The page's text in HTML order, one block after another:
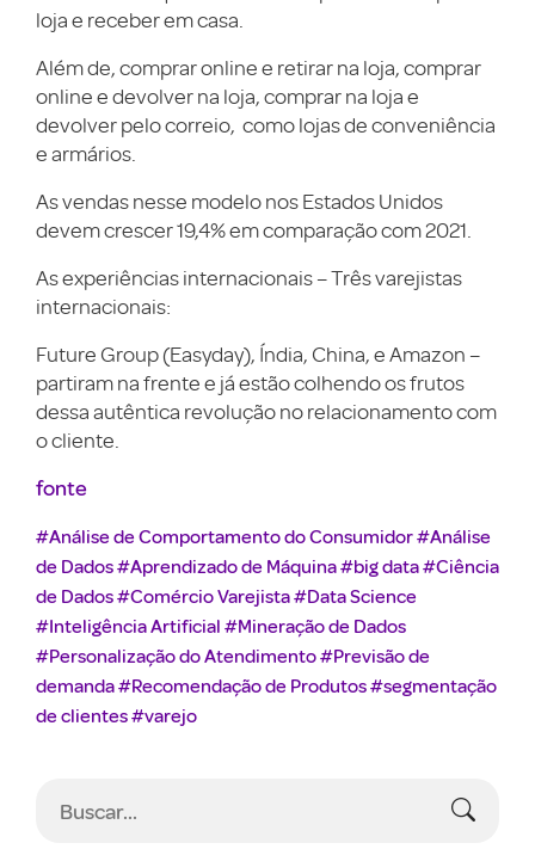
loja e receber em casa.
Além de, comprar online e retirar na loja, comprar
online e devolver na loja, comprar na loja e
devolver pelo correio, como lojas de conveniência
e armários.
As vendas nesse modelo nos Estados Unidos
devem crescer 19,4% em comparação com 2021.
As experiências internacionais – Três varejistas
internacionais:
Future Group (Easyday), Índia, China, e Amazon –
partiram na frente e já estão colhendo os frutos
dessa autêntica revolução no relacionamento com
o cliente.
fonte
#Análise de Comportamento do Consumidor#Análise
de Dados#Aprendizado de Máquina#big data#Ciência
de Dados#Comércio Varejista#Data Science
#Inteligência Artificial #Mineração de Dados
#Personalização do Atendimento#Previsão de
demanda#Recomendação de Produtos#segmentação
de clientes#varejo